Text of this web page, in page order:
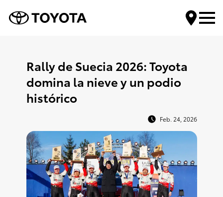
Encuentra tu Toyota
Compra tu Toyota
Mundo Toyota
Contáctanos
Rally de Suecia 2026: Toyota
domina la nieve y un podio
histórico
Feb. 24, 2026